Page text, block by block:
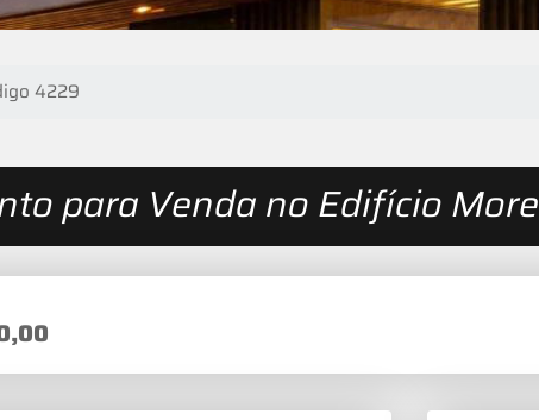
4229
para Venda no Edifício More